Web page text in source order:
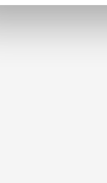
evästeitä